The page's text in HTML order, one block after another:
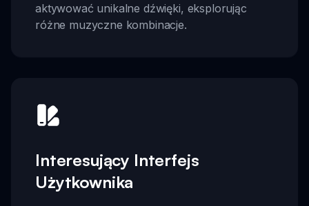
aktywować unikalne dźwięki, eksplorując
różne muzyczne kombinacje.
Interesujący Interfejs
Użytkownika